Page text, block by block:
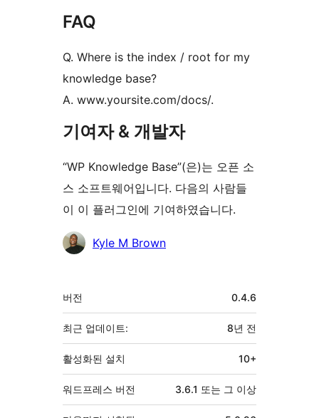
FAQ
Q. Where is the index / root for my
knowledge base?
A. www.yoursite.com/docs/.
기여자 & 개발자
“WP Knowledge Base”(은)는 오픈 소
스 소프트웨어입니다. 다음의 사람들
이 이 플러그인에 기여하였습니다.
기
Kyle M Brown
기
초
버전 0.4.6
최근 업데이트: 8년 전
활성화된 설치 10+
워드프레스 버전 3.6.1 또는 그 이상